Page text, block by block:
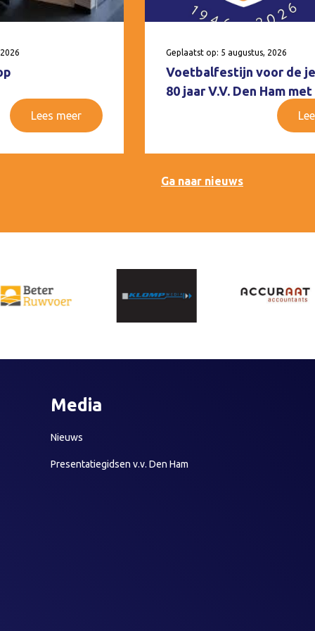
Lees meer
Geplaatst op: 5 augustus, 2026
Voetbalfestijn voor de
80 jaar V.V. Den Ham
Ga naar nieuws
Media
Nieuws
Presentatiegidsen v.v. Den Ham